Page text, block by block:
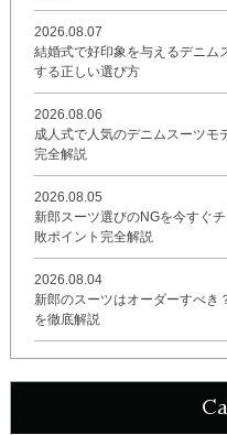
2026.08.07
結婚式で好印象を与えるデニム
する正しい選び方
2026.08.06
成人式で人気のデニムスーツモ
完全解説
2026.08.05
新郎スーツ選びのNGを今すぐ
敗ポイント完全解説
2026.08.04
新郎のスーツはオーダーすべき
を徹底解説